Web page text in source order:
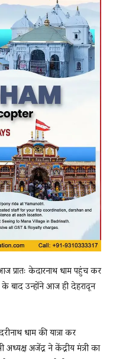
प्रातः केदारनाथ धाम पहुंच कर
के बाद उन्होंने आज ही देहरादून
धाम की यात्रा कर
अजेंद्र ने केंद्रीय मंत्री का